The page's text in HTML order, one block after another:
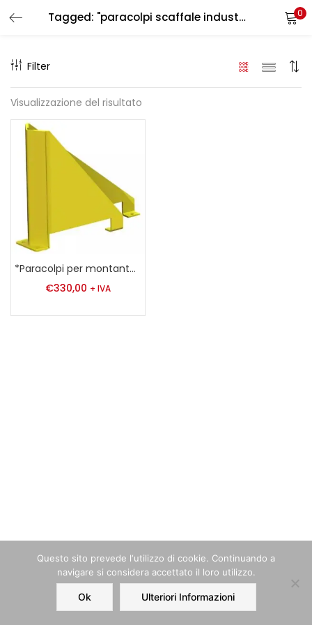
Tagged: "paracolpi scaffale industriale" 0
Home Order Account
Filter
Visualizzazione del risultato
*Paracolpi per montante di scaffale 80-90 mm
€330,00 + IVA
LOGIN REGISTER
Enter your username and password to login.
Remember me
Lost password?
Questo sito prevede l‘utilizzo di cookie. Continuando a
navigare si considera accettato il loro utilizzo.
Ok Ulteriori Informazioni